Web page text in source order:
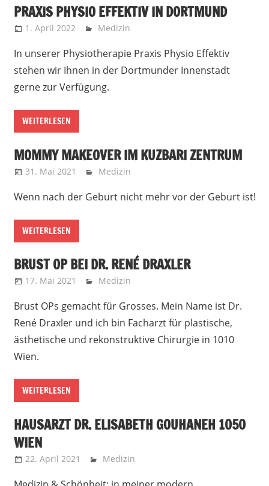
PRAXIS PHYSIO EFFEKTIV IN DORTMUND
1. April 2022 Marko
Medizin
In unserer Physiotherapie Praxis Physio Effektiv
stehen wir Ihnen in der Dortmunder Innenstadt
gerne zur Verfügung.
WEITERLESEN
MOMMY MAKEOVER IM KUZBARI ZENTRUM
31. Mai 2021 Marko
Medizin
Wenn nach der Geburt nicht mehr vor der Geburt ist!
WEITERLESEN
BRUST OP BEI DR. RENÉ DRAXLER
17. Mai 2021 Marko
Medizin
Brust OPs gemacht für Grosses. Mein Name ist Dr.
René Draxler und ich bin Facharzt für plastische,
ästhetische und rekonstruktive Chirurgie in 1010
Wien.
WEITERLESEN
HAUSARZT DR. ELISABETH GOUHANEH 1050
WIEN
22. April 2021 Marko
Medizin